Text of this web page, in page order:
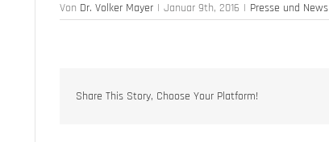
Von Dr. Volker Mayer | Januar 9th, 2016 | Presse und News
Share This Story, Choose Your Platform!